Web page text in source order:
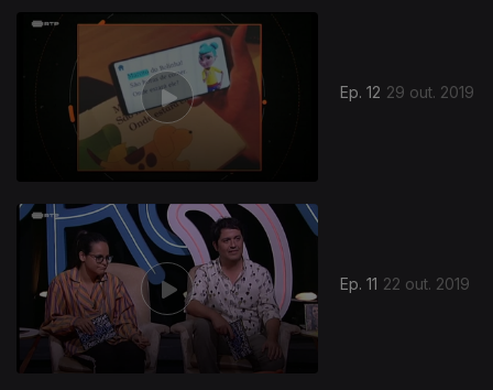
Ep. 12 29 out. 2019
Ep. 11 22 out. 2019